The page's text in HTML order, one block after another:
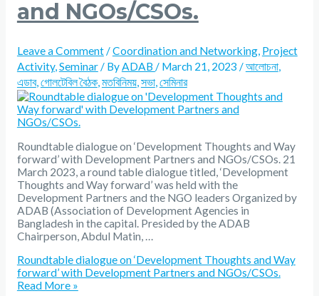
and NGOs/CSOs.
Leave a Comment/Coordination and Networking, Project
Activity,Seminar/ ByADAB / March 21, 2023 /আলোচনা,
এডাব,গোলটেবিল বৈঠক,মতবিনিময়,সভা,সেমিনার
Roundtable dialogue on ‘Development Thoughts and Way
forward’ with Development Partners and NGOs/CSOs. 21
March 2023, a round table dialogue titled, ‘Development
Thoughts and Way forward’ was held with the
Development Partners and the NGO leaders Organized by
ADAB (Association of Development Agencies in
Bangladesh in the capital. Presided by the ADAB
Chairperson, Abdul Matin, …
Roundtable dialogue on ‘Development Thoughts and Way
forward’ with Development Partners and NGOs/CSOs.
Read More »